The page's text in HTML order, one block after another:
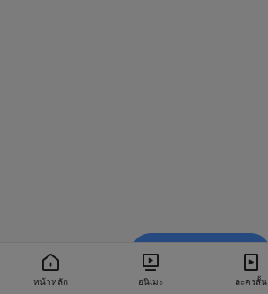
หน้าหลัก อนิเมะ ละครสั้น
รับชมใน BiliBili